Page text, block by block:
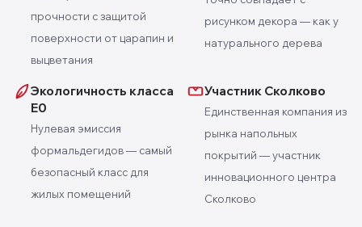
прочности с защитой
поверхности от царапин и
выцветания
рисунком декора — как у
натурального дерева
Экологичность класса
E0
Нулевая эмиссия
формальдегидов — самый
безопасный класс для
жилых помещений
Участник Сколково
Единственная компания из
рынка напольных
покрытий — участник
инновационного центра
Сколково